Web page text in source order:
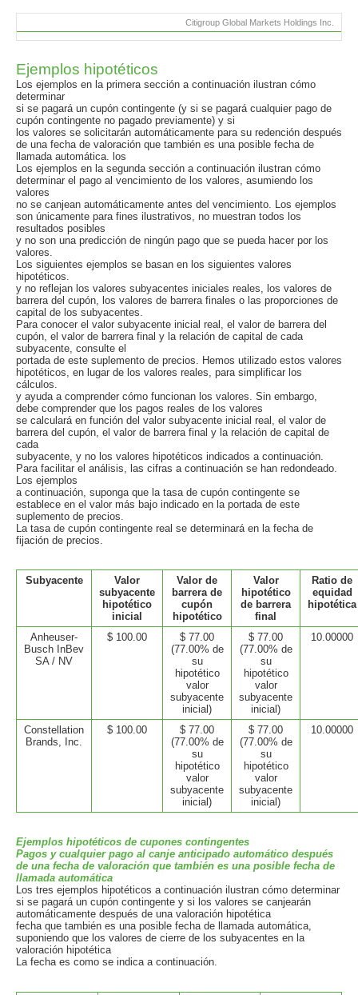
Citigroup Global Markets Holdings Inc.
Ejemplos hipotéticos
Los ejemplos en la primera sección a continuación ilustran cómo
determinar
si se pagará un cupón contingente (y si se pagará cualquier pago de
cupón contingente no pagado previamente) y si
los valores se solicitarán automáticamente para su redención después
de una fecha de valoración que también es una posible fecha de
llamada automática. los
Los ejemplos en la segunda sección a continuación ilustran cómo
determinar el pago al vencimiento de los valores, asumiendo los
valores
no se canjean automáticamente antes del vencimiento. Los ejemplos
son únicamente para fines ilustrativos, no muestran todos los
resultados posibles
y no son una predicción de ningún pago que se pueda hacer por los
valores.
Los siguientes ejemplos se basan en los siguientes valores
hipotéticos.
y no reflejan los valores subyacentes iniciales reales, los valores de
barrera del cupón, los valores de barrera finales o las proporciones de
capital de los subyacentes.
Para conocer el valor subyacente inicial real, el valor de barrera del
cupón, el valor de barrera final y la relación de capital de cada
subyacente, consulte el
portada de este suplemento de precios. Hemos utilizado estos valores
hipotéticos, en lugar de los valores reales, para simplificar los
cálculos.
y ayuda a comprender cómo funcionan los valores. Sin embargo,
debe comprender que los pagos reales de los valores
se calculará en función del valor subyacente inicial real, el valor de
barrera del cupón, el valor de barrera final y la relación de capital de
cada
subyacente, y no los valores hipotéticos indicados a continuación.
Para facilitar el análisis, las cifras a continuación se han redondeado.
Los ejemplos
a continuación, suponga que la tasa de cupón contingente se
establece en el valor más bajo indicado en la portada de este
suplemento de precios.
La tasa de cupón contingente real se determinará en la fecha de
fijación de precios.
Subyacente
Valor
subyacente
hipotético
inicial
Valor de
barrera de
cupón
hipotético
Valor
hipotético
de barrera
final
Ratio de
equidad
hipotética
Anheuser-
Busch InBev
SA / NV
$ 100.00
$ 77.00
(77.00% de
su
hipotético
valor
subyacente
inicial)
$ 77.00
(77.00% de
su
hipotético
valor
subyacente
inicial)
10.00000
Constellation
Brands, Inc.
$ 100.00
$ 77.00
(77.00% de
su
hipotético
valor
subyacente
inicial)
$ 77.00
(77.00% de
su
hipotético
valor
subyacente
inicial)
10.00000
Ejemplos hipotéticos de cupones contingentes
Pagos y cualquier pago al canje anticipado automático después
de una fecha de valoración que también es una posible fecha de
llamada automática
Los tres ejemplos hipotéticos a continuación ilustran cómo determinar
si se pagará un cupón contingente y si los valores se canjearán
automáticamente después de una valoración hipotética
fecha que también es una posible fecha de llamada automática,
suponiendo que los valores de cierre de los subyacentes en la
valoración hipotética
La fecha es como se indica a continuación.